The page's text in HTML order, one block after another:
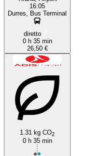
16:05
Durres, Bus Terminal
diretto
0 h 35 min
26,50 €
1.31 kg CO2
0 h 35 min